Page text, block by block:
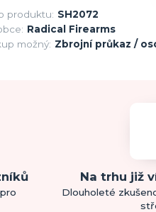
produktu: SH2072
Radical Firearms
možný: Zbrojní průkaz /
Na trhu již
Dlouholeté